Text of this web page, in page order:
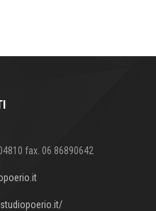
fax. 06 86890642